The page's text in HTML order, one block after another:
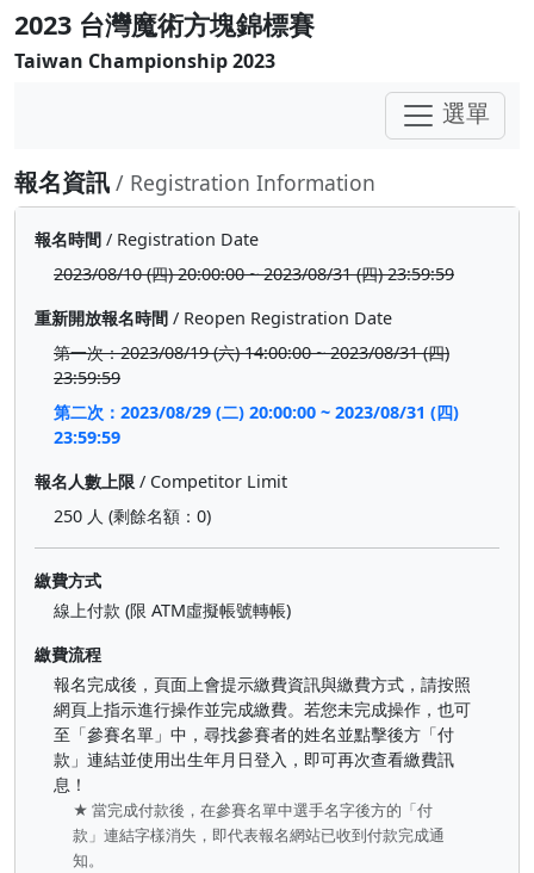
2023 台灣魔術方塊錦標賽
Taiwan Championship 2023
選單
報名資訊 / Registration Information
報名時間 / Registration Date
2023/08/10 (四) 20:00:00 ~ 2023/08/31 (四) 23:59:59
重新開放報名時間 / Reopen Registration Date
第一次：2023/08/19 (六) 14:00:00 ~ 2023/08/31 (四)
23:59:59
第二次：2023/08/29 (二) 20:00:00 ~ 2023/08/31 (四)
23:59:59
報名人數上限 / Competitor Limit
250 人 (剩餘名額：0)
繳費方式
線上付款 (限 ATM虛擬帳號轉帳)
繳費流程
報名完成後，頁面上會提示繳費資訊與繳費方式，請按照
網頁上指示進行操作並完成繳費。若您未完成操作，也可
至「參賽名單」中，尋找參賽者的姓名並點擊後方「付
款」連結並使用出生年月日登入，即可再次查看繳費訊
息！
★ 當完成付款後，在參賽名單中選手名字後方的「付
款」連結字樣消失，即代表報名網站已收到付款完成通
知。